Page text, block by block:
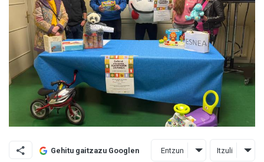
Gehitu gaitzazu Googlen Entzun Itzuli